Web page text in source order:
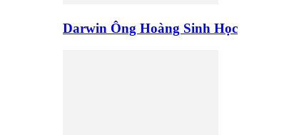
Darwin Ông Hoàng Sinh Học